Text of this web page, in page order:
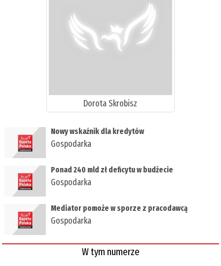
Dorota Skrobisz
Nowy wskaźnik dla kredytów
Gospodarka
Ponad 240 mld zł deficytu w budżecie
Gospodarka
Mediator pomoże w sporze z pracodawcą
Gospodarka
W tym numerze